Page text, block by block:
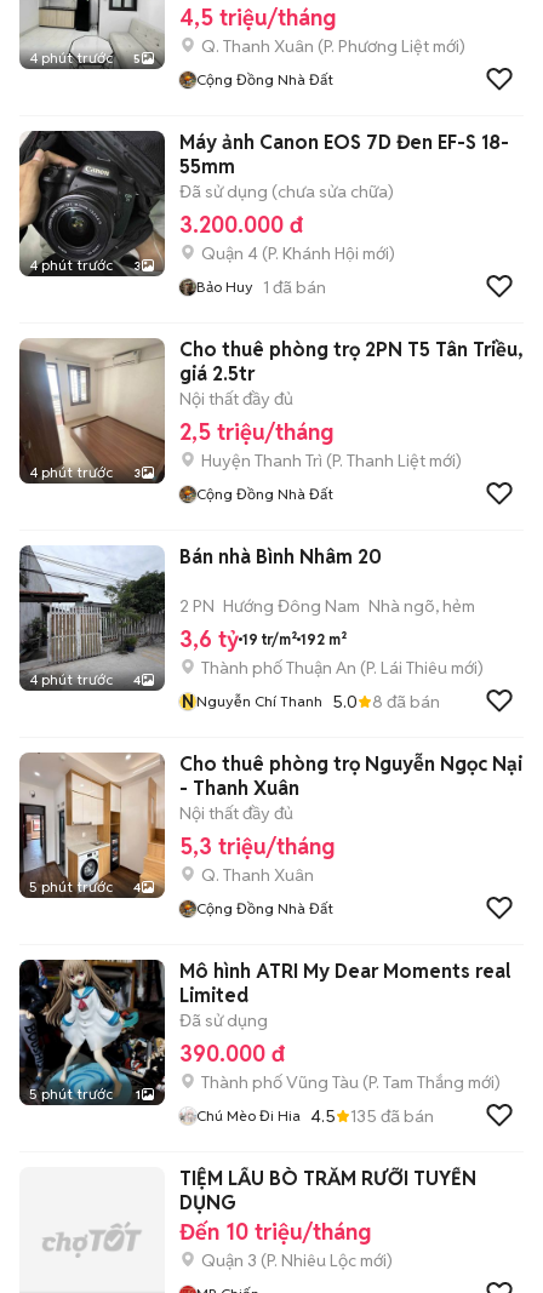
4 phút trước 5
4,5 triệu/tháng
Q. Thanh Xuân (P. Phương Liệt mới)
Cộng Đồng Nhà Đất
4 phút trước 3
Máy ảnh Canon EOS 7D Đen EF-S 18-
55mm
Đã sử dụng (chưa sửa chữa)
3.200.000 đ
Quận 4 (P. Khánh Hội mới)
Bảo Huy 1 đã bán
4 phút trước 3
Cho thuê phòng trọ 2PN T5 Tân Triều,
giá 2.5tr
Nội thất đầy đủ
2,5 triệu/tháng
Huyện Thanh Trì (P. Thanh Liệt mới)
Cộng Đồng Nhà Đất
4 phút trước 4
Bán nhà Bình Nhâm 20
2 PN Hướng Đông Nam Nhà ngõ, hẻm
3,6 tỷ 19 tr/m² 192 m²
Thành phố Thuận An (P. Lái Thiêu mới)
NNguyễn Chí Thanh 5.0 8 đã bán
5 phút trước 4
Cho thuê phòng trọ Nguyễn Ngọc Nại
- Thanh Xuân
Nội thất đầy đủ
5,3 triệu/tháng
Q. Thanh Xuân
Cộng Đồng Nhà Đất
5 phút trước 1
Mô hình ATRI My Dear Moments real
Limited
Đã sử dụng
390.000 đ
Thành phố Vũng Tàu (P. Tam Thắng mới)
Chú Mèo Đi Hia 4.5 135 đã bán
TIỆM LẨU BÒ TRĂM RƯỠI TUYỂN
DỤNG
Đến 10 triệu/tháng
Quận 3 (P. Nhiêu Lộc mới)